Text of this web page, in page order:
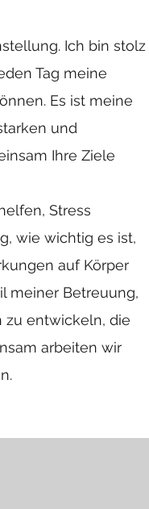
Ich bin stolz
Tag meine
Es ist meine
und
Ihre Ziele
Stress
wie wichtig es ist,
auf Körper
meiner Betreuung,
zu entwickeln, die
arbeiten wir